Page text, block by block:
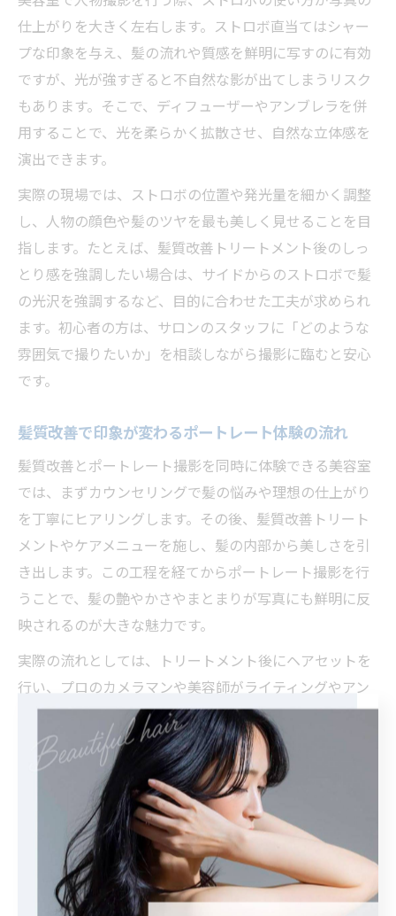
仕上がりを大きく左右します。ストロボ直当てはシャー
プな印象を与え、髪の流れや質感を鮮明に写すのに有効
ですが、光が強すぎると不自然な影が出てしまうリスク
もあります。そこで、ディフューザーやアンブレラを併
用することで、光を柔らかく拡散させ、自然な立体感を
演出できます。
実際の現場では、ストロボの位置や発光量を細かく調整
し、人物の顔色や髪のツヤを最も美しく見せることを目
指します。たとえば、髪質改善トリートメント後のしっ
とり感を強調したい場合は、サイドからのストロボで髪
の光沢を強調するなど、目的に合わせた工夫が求められ
ます。初心者の方は、サロンのスタッフに「どのような
雰囲気で撮りたいか」を相談しながら撮影に臨むと安心
です。
髪質改善で印象が変わるポートレート体験の流れ
髪質改善とポートレート撮影を同時に体験できる美容室
では、まずカウンセリングで髪の悩みや理想の仕上がり
を丁寧にヒアリングします。その後、髪質改善トリート
メントやケアメニューを施し、髪の内部から美しさを引
き出します。この工程を経てからポートレート撮影を行
うことで、髪の艶やかさやまとまりが写真にも鮮明に反
映されるのが大きな魅力です。
実際の流れとしては、トリートメント後にヘアセットを
行い、プロのカメラマンや美容師がライティングやアン
グルを調整して撮影します。撮影時には「どの角度が最
も美しく見えるか」「髪の動きをどう演出するか」とい
った細やかな工夫がなされます。仕上がった写真はSNS
やプロフィール画像、就職活動用の証明写真など幅広く
活用されており、髪質改善による自信と満足度の向上が
多くの方に支持されています。
トップライトやアンブレラを活かす美容室の工夫